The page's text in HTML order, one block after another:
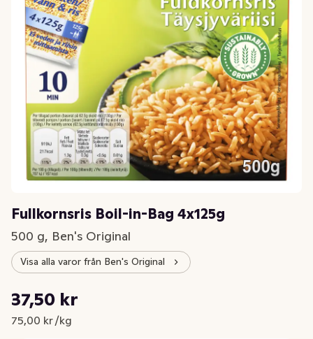
Fullkornsris Boil-in-Bag 4x125g
500 g, Ben's Original
Visa alla varor från Ben's Original
Nuvarande pris är: 37,50 kr
37,50 kr
75,00 kr /kg
Styckpris: 75,00 kr /kg